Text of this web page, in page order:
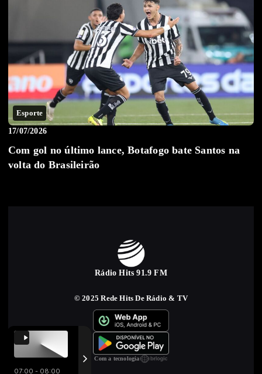
07:00 - 08:00
Esporte
17/07/2026
Com gol no último lance, Botafogo bate Santos na
volta do Brasileirão
Rádio Hits 91.9 FM
© 2025 Rede Hits De Rádio & TV
Com a tecnologia